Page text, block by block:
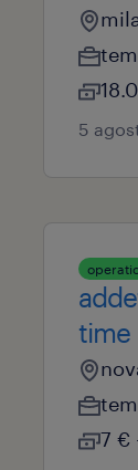
5
time
7 €